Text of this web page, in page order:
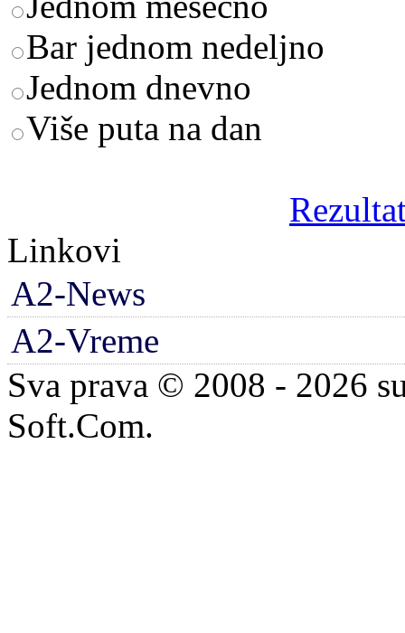
Bar jednom nedeljno
Jednom dnevno
Više puta na dan
Linkovi
A2-News
A2-Vreme
Sva prava © 2008 - 2026
Soft.Com.